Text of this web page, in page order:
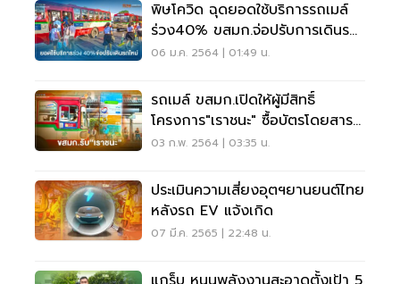
พิษโควิด ฉุดยอดใช้บริการรถเมล์
ร่วง40% ขสมก.จ่อปรับการเดินรถ
ใหม่สัปดาห์หน้า
06 ม.ค. 2564 | 01:49 น.
รถเมล์ ขสมก.เปิดให้ผู้มีสิทธิ์
โครงการ"เราชนะ" ซื้อบัตรโดยสาร
ล่วงหน้าผ่าน"เป๋าตัง"
03 ก.พ. 2564 | 03:35 น.
ประเมินความเสี่ยงอุตฯยานยนต์ไทย
หลังรถ EV แจ้งเกิด
07 มี.ค. 2565 | 22:48 น.